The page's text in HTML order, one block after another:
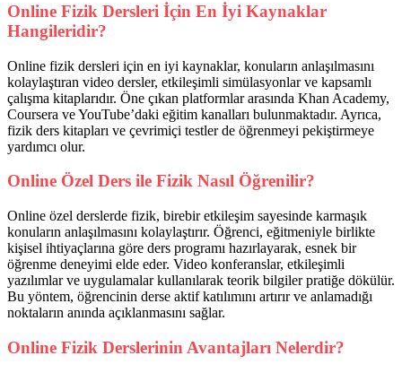
Online Fizik Dersleri İçin En İyi Kaynaklar
Hangileridir?
Online fizik dersleri için en iyi kaynaklar, konuların anlaşılmasını
kolaylaştıran video dersler, etkileşimli simülasyonlar ve kapsamlı
çalışma kitaplarıdır. Öne çıkan platformlar arasında Khan Academy,
Coursera ve YouTube’daki eğitim kanalları bulunmaktadır. Ayrıca,
fizik ders kitapları ve çevrimiçi testler de öğrenmeyi pekiştirmeye
yardımcı olur.
Online Özel Ders ile Fizik Nasıl Öğrenilir?
Online özel derslerde fizik, birebir etkileşim sayesinde karmaşık
konuların anlaşılmasını kolaylaştırır. Öğrenci, eğitmeniyle birlikte
kişisel ihtiyaçlarına göre ders programı hazırlayarak, esnek bir
öğrenme deneyimi elde eder. Video konferanslar, etkileşimli
yazılımlar ve uygulamalar kullanılarak teorik bilgiler pratiğe dökülür.
Bu yöntem, öğrencinin derse aktif katılımını artırır ve anlamadığı
noktaların anında açıklanmasını sağlar.
Online Fizik Derslerinin Avantajları Nelerdir?